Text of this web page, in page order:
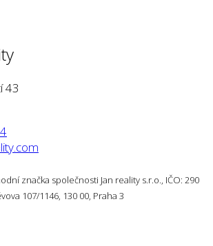
43
značka společnosti Jan reality s.r.o., IČO: 290
107/1146, 130 00, Praha 3